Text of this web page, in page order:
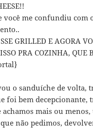
você me confundiu com
GRILLED E AGORA
PRA COZINHA, QUE
o sanduíche de volta,
foi bem decepcionante,
achamos mais ou
não pedimos,